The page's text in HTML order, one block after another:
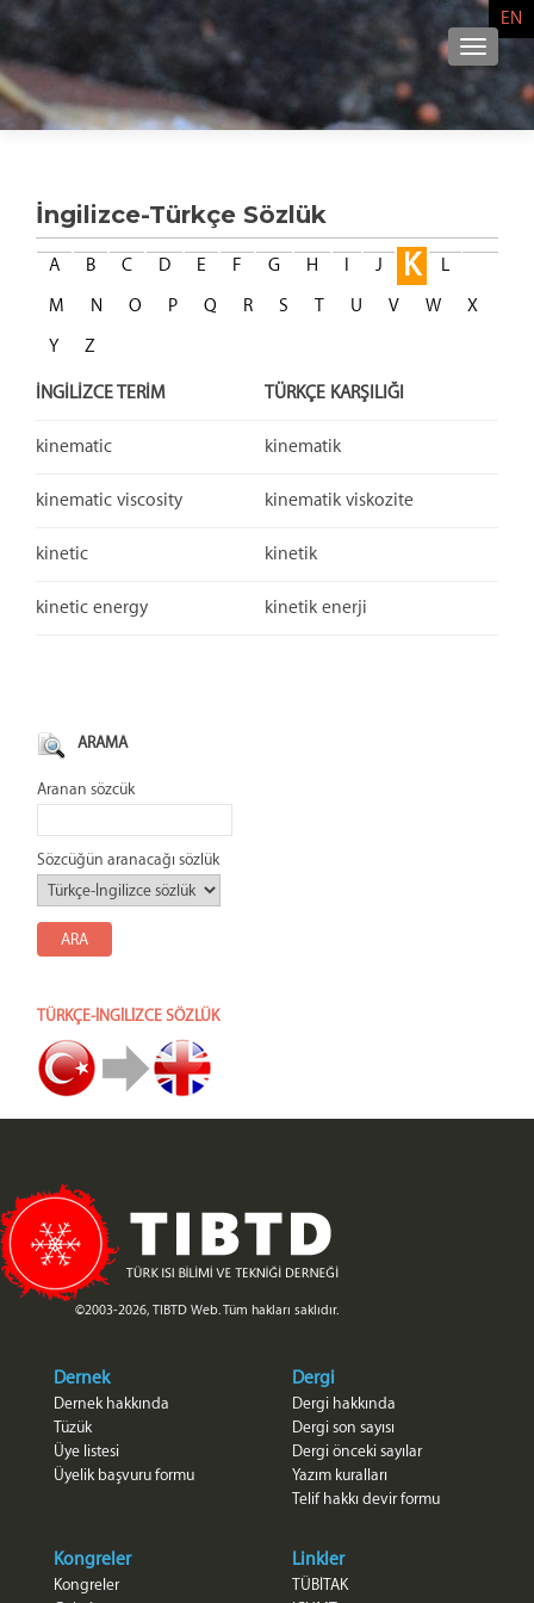
EN
İngilizce-Türkçe Sözlük
A B C D E F G H J K
L
M
N O P Q R S T U V W
X
Y
Z
İNGİLİZCE TERİM TÜRKÇE KARŞILIĞI
kinematic kinematik
kinematic viscosity kinematik viskozite
kinetic kinetik
kinetic energy kinetik enerji
ARAMA
Aranan sözcük
Sözcüğün aranacağı sözlük
TÜRKÇE-İNGİLİZCE SÖZLÜK
©2003-2026, TIBTD Web. Tüm hakları saklıdır.
Dernek
Dernek hakkında
Tüzük
Üye listesi
Üyelik başvuru formu
Dergi
Dergi hakkında
Dergi son sayısı
Dergi önceki sayılar
Yazım kuralları
Telif hakkı devir formu
Kongreler
Kongreler
Linkler
TÜBİTAK